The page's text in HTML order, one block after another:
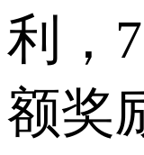
利，
额奖